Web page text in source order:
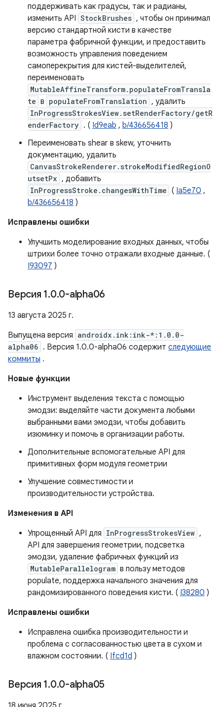
поддерживать как градусы, так и радианы,
изменить API StockBrushes , чтобы он принимал
версию стандартной кисти в качестве
параметра фабричной функции, и предоставить
возможность управления поведением
самоперекрытия для кистей-выделителей,
переименовать
MutableAffineTransform.populateFromTransla
te в populateFromTranslation , удалить
InProgressStrokesView.setRenderFactory/getR
enderFactory . ( Id9eab , b/436656418 )
Переименовать shear в skew, уточнить
документацию, удалить
CanvasStrokeRenderer.strokeModifiedRegionO
utsetPx , добавить
InProgressStroke.changesWithTime ( Ia5e70 ,
b/436656418 )
Исправлены ошибки
Улучшить моделирование входных данных, чтобы
штрихи более точно отражали входные данные. (
I93097 )
Версия 1.0.0-alpha06
13 августа 2025 г.
Выпущена версия androidx.ink:ink-*:1.0.0-
alpha06 . Версия 1.0.0-alpha06 содержит следующие
коммиты .
Новые функции
Инструмент выделения текста с помощью
эмодзи: выделяйте части документа любыми
выбранными вами эмодзи, чтобы добавить
изюминку и помочь в организации работы.
Дополнительные вспомогательные API для
примитивных форм модуля геометрии
Улучшение совместимости и
производительности устройства.
Изменения в API
Упрощенный API для InProgressStrokesView ,
API для завершения геометрии, подсветка
эмодзи, удаление фабричных функций из
MutableParallelogram в пользу методов
populate, поддержка начального значения для
рандомизированного поведения кисти. ( I38280 )
Исправлены ошибки
Исправлена ​​ошибка производительности и
проблема с согласованностью цвета в сухом и
влажном состоянии. ( Ifcd1d )
Версия 1.0.0-alpha05